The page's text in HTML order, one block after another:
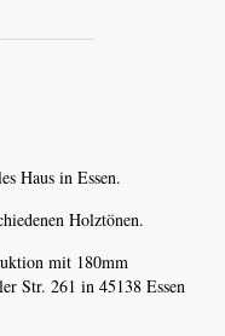
Haus in Essen.
Holztönen.
mit 180mm
Str. 261 in 45138 Essen